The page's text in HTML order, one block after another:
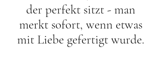
der perfekt sitzt - man
merkt sofort, wenn etwas
mit Liebe gefertigt wurde.